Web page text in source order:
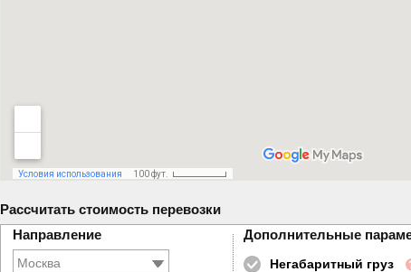
Рассчитать стоимость перевозки
Направление
Дополнительные
Негабаритный груз